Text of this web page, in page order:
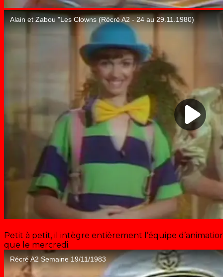
Petit à petit, il intègre entièrement l’équipe
que le mercredi.